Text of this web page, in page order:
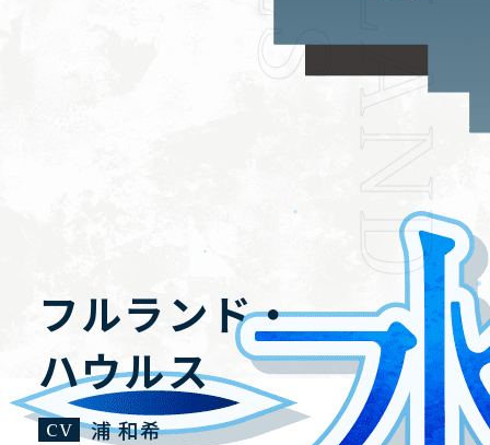
NEWS
STORY
ストーリー
CHARACTER
キャラクター
SYSTEM
システム
GALLERY
ギャラリー
フルランド・
ハウルス
浦 和希